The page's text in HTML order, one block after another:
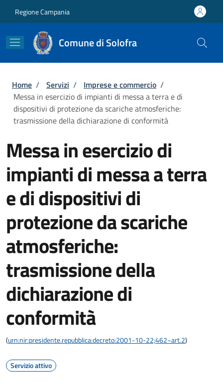
Regione Campania
Comune di Solofra
Briciole di pane
Home / Servizi / Imprese e commercio /
Messa in esercizio di impianti di messa a terra e di
dispositivi di protezione da scariche atmosferiche:
trasmissione della dichiarazione di conformità
Messa in esercizio di
impianti di messa a terra
e di dispositivi di
protezione da scariche
atmosferiche:
trasmissione della
dichiarazione di
conformità
(urn:nir:presidente.repubblica:decreto:2001-10-22;462~art.2)
Servizio attivo